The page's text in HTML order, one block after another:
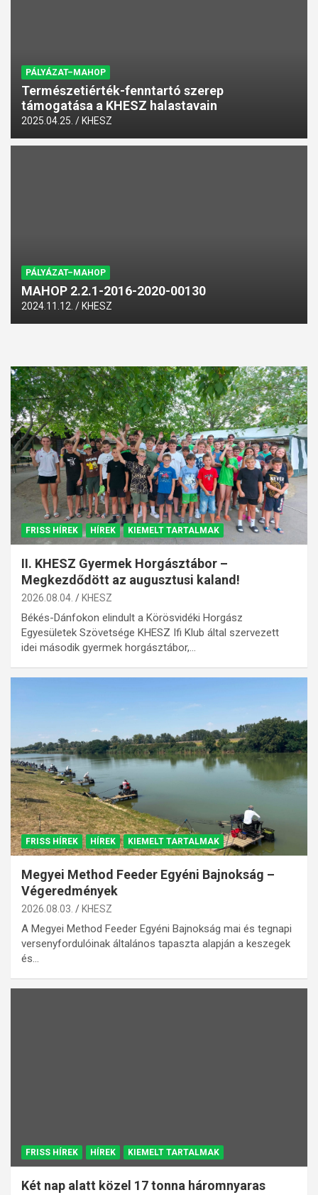
PÁLYÁZAT–MAHOP
Természetiérték-fenntartó szerep
támogatása a KHESZ halastavain
2025.04.25. KHESZ
PÁLYÁZAT–MAHOP
MAHOP 2.2.1-2016-2020-00130
2024.11.12. KHESZ
FRISS HÍREK HÍREK KIEMELT TARTALMAK
II. KHESZ Gyermek Horgásztábor –
Megkezdődött az augusztusi kaland!
2026.08.04. KHESZ
Békés-Dánfokon elindult a Körösvidéki Horgász
Egyesületek Szövetsége KHESZ Ifi Klub által szervezett
idei második gyermek horgásztábor,…
FRISS HÍREK HÍREK KIEMELT TARTALMAK
Megyei Method Feeder Egyéni Bajnokság –
Végeredmények
2026.08.03. KHESZ
A Megyei Method Feeder Egyéni Bajnokság mai és tegnapi
versenyfordulóinak általános tapaszta alapján a keszegek
és…
FRISS HÍREK HÍREK KIEMELT TARTALMAK
Két nap alatt közel 17 tonna háromnyaras